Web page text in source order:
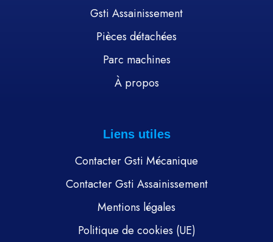
Gsti Assainissement
Pièces détachées
Parc machines
À propos
Liens utiles
Contacter Gsti Mécanique
Contacter Gsti Assainissement
Mentions légales
Politique de cookies (UE)